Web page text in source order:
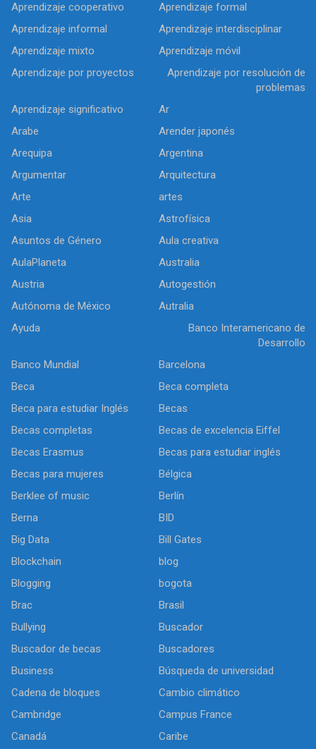
Aprendizaje cooperativo
Aprendizaje formal
Aprendizaje informal
Aprendizaje interdisciplinar
Aprendizaje mixto
Aprendizaje móvil
Aprendizaje por proyectos
Aprendizaje por resolución de
problemas
Aprendizaje significativo
Ar
Arabe
Arender japonés
Arequipa
Argentina
Argumentar
Arquitectura
Arte
artes
Asia
Astrofísica
Asuntos de Género
Aula creativa
AulaPlaneta
Australia
Austria
Autogestión
Autónoma de México
Autralia
Ayuda
Banco Interamericano de
Desarrollo
Banco Mundial
Barcelona
Beca
Beca completa
Beca para estudiar Inglés
Becas
Becas completas
Becas de excelencia Eiffel
Becas Erasmus
Becas para estudiar inglés
Becas para mujeres
Bélgica
Berklee of music
Berlín
Berna
BID
Big Data
Bill Gates
Blockchain
blog
Blogging
bogota
Brac
Brasil
Bullying
Buscador
Buscador de becas
Buscadores
Business
Búsqueda de universidad
Cadena de bloques
Cambio climático
Cambridge
Campus France
Canadá
Caribe